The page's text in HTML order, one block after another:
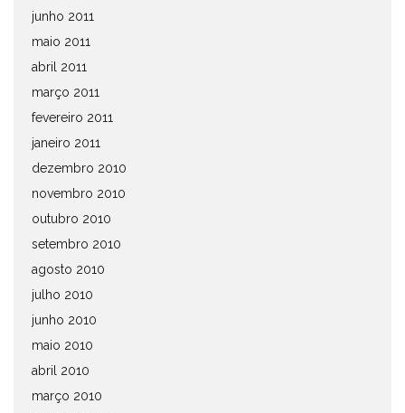
junho 2011
maio 2011
abril 2011
março 2011
fevereiro 2011
janeiro 2011
dezembro 2010
novembro 2010
outubro 2010
setembro 2010
agosto 2010
julho 2010
junho 2010
maio 2010
abril 2010
março 2010